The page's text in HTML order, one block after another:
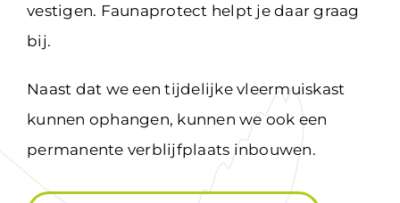
vestigen. Faunaprotect helpt je daar graag
bij.
Naast dat we een tijdelijke vleermuiskast
kunnen ophangen, kunnen we ook een
permanente verblijfplaats inbouwen.